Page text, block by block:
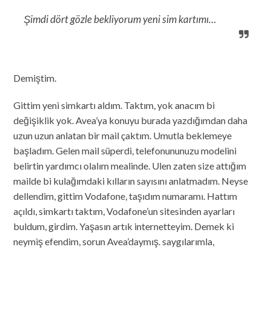
Şimdi dört gözle bekliyorum yeni sim kartımı…
Demiştim.
Gittim yeni simkartı aldım. Taktım, yok anacım bi
değişiklik yok. Avea’ya konuyu burada yazdığımdan daha
uzun uzun anlatan bir mail çaktım. Umutla beklemeye
başladım. Gelen mail süperdi, telefonununuzu modelini
belirtin yardımcı olalım mealinde. Ulen zaten size attığım
mailde bi kulağımdaki kılların sayısını anlatmadım. Neyse
dellendim, gittim Vodafone, taşıdım numaramı. Hattım
açıldı, simkartı taktım, Vodafone’un sitesinden ayarları
buldum, girdim. Yaşasın artık internetteyim. Demek ki
neymiş efendim, sorun Avea’daymış. saygılarımla,